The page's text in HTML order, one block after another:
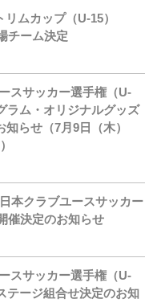
ムカップ（U-15）
チーム決定
スサッカー選手権（U-
ム・オリジナルグッズ
らせ（7月9日（木）
本クラブユースサッカー
催決定のお知らせ
スサッカー選手権（U-
ージ組合せ決定のお知